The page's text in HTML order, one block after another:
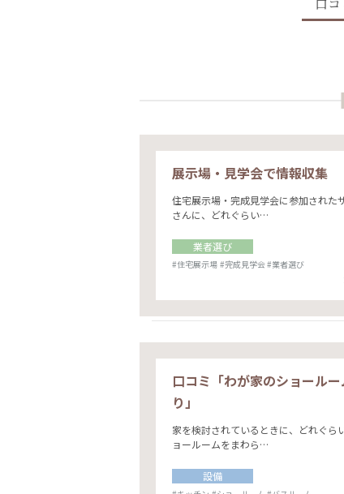
展示場・見学会で情報収集
住宅展示場・完成見学会に参加された
さんに、どれぐらい…
業者選び
#住宅展示場 #完成見学会 #業者選び
口コミ「わが家のショールー
り」
家を検討されているときに、どれぐら
ョールームをまわら…
設備